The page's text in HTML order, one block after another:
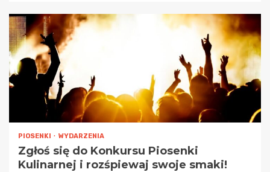
PIOSENKI WYDARZENIA
Zgłoś się do Konkursu Piosenki
Kulinarnej i rozśpiewaj swoje smaki!